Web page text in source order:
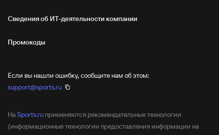
Сведения об ИТ‑деятельности компании
Промокоды
Если вы нашли ошибку, сообщите нам об этом:
support@sports.ru
НаSports.ru применяются рекомендательные технологии
(информационные технологии предоставления информации на